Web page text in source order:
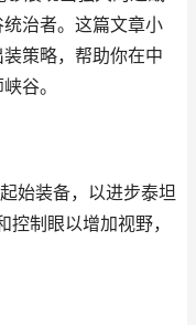
治者。这篇文章小
策略，帮助你在中
谷。
始装备，以进步泰坦
制眼以增加视野，